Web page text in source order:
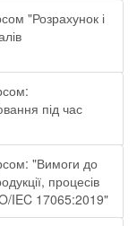
"Розрахунок і
під час
"Вимоги до
процесів
IEC 17065:2019"